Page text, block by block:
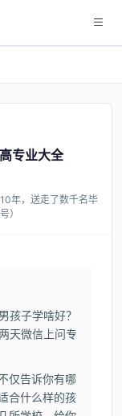
专业大全
年，送走了数千名毕
）
孩子学啥好？
天微信上问专
仅告诉你有哪
合什么样的孩